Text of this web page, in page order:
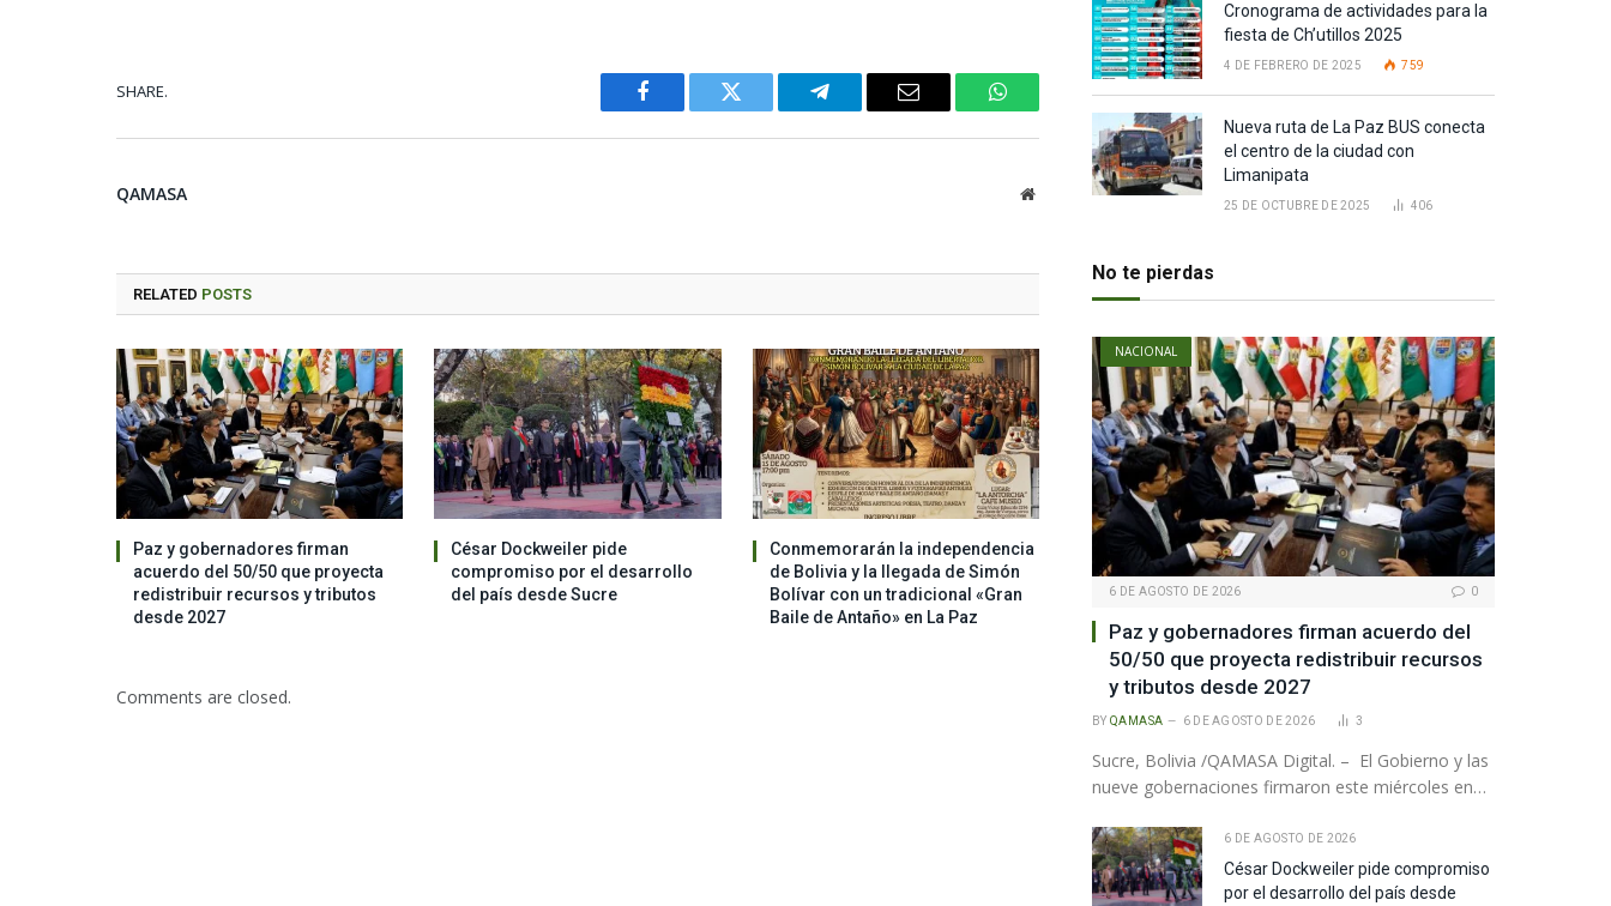
SHARE.
Facebook Twitter Telegram Email WhatsApp
QAMASA Website
RELATED POSTS
Paz y gobernadores firman
acuerdo del 50/50 que proyecta
redistribuir recursos y tributos
desde 2027
César Dockweiler pide
compromiso por el desarrollo
del país desde Sucre
Conmemorarán la independencia
de Bolivia y la llegada de Simón
Bolívar con un tradicional «Gran
Baile de Antaño» en La Paz
Comments are closed.
Cronograma de actividades para la
fiesta de Ch’utillos 2025
4 DE FEBRERO DE 2025 759
Nueva ruta de La Paz BUS conecta
el centro de la ciudad con
Limanipata
25 DE OCTUBRE DE 2025 406
No te pierdas
NACIONAL
6 DE AGOSTO DE 2026 0
Paz y gobernadores firman acuerdo del
50/50 que proyecta redistribuir recursos
y tributos desde 2027
BY QAMASA 6 DE AGOSTO DE 2026 3
Sucre, Bolivia /QAMASA Digital. – El Gobierno y las
nueve gobernaciones firmaron este miércoles en…
6 DE AGOSTO DE 2026
César Dockweiler pide compromiso
por el desarrollo del país desde